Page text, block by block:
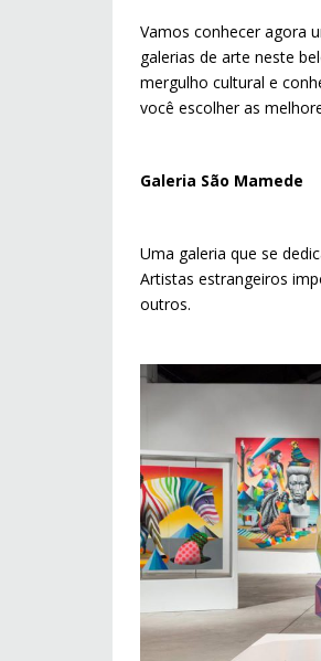
Vamos conhecer agora
galerias de arte neste
mergulho cultural e
você escolher as
Galeria São Mamede
Uma galeria que se
Artistas estrangeiros
outros.